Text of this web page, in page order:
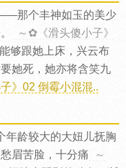
那个丰神如玉的美少
～✿《滑头傻小子》
够跟她上床，兴云布
她死，她亦将含笑九
》02 倒霉小混混..
龄较大的大妞儿抚胸
眉苦脸，十分痛
～